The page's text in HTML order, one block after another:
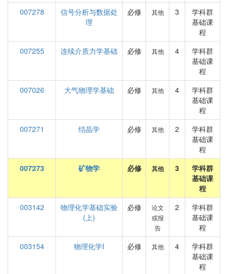
007278
信号分析与数据处
理
必修 其他 3
学科群
基础课
程
007255
连续介质力学基础 必修 其他 4
学科群
基础课
程
007026
大气物理学基础 必修 其他 4
学科群
基础课
程
007271
结晶学 必修 其他 2
学科群
基础课
程
007273
矿物学 必修 其他 3
学科群
基础课
程
003142
物理化学基础实验
(上)
必修
论文
或报
告
2
学科群
基础课
程
003154
物理化学I 必修 其他 4
学科群
基础课
程